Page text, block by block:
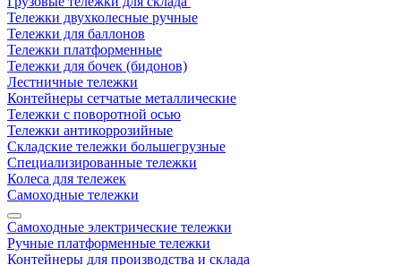
Тележки двухколесные ручные
Тележки для баллонов
Тележки платформенные
Тележки для бочек (бидонов)
Лестничные тележки
Контейнеры сетчатые металлические
Тележки с поворотной осью
Тележки антикоррозийные
Складские тележки большегрузные
Специализированные тележки
Колеса для тележек
Самоходные тележки
Самоходные электрические тележки
Ручные платформенные тележки
Контейнеры для производства и склада